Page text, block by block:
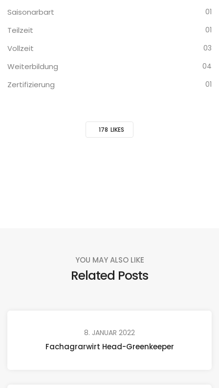
Saisonarbart 01
Teilzeit 01
Vollzeit 03
Weiterbildung 04
Zertifizierung 01
178 LIKES
YOU MAY ALSO LIKE
Related Posts
8. JANUAR 2022
Fachagrarwirt Head-Greenkeeper